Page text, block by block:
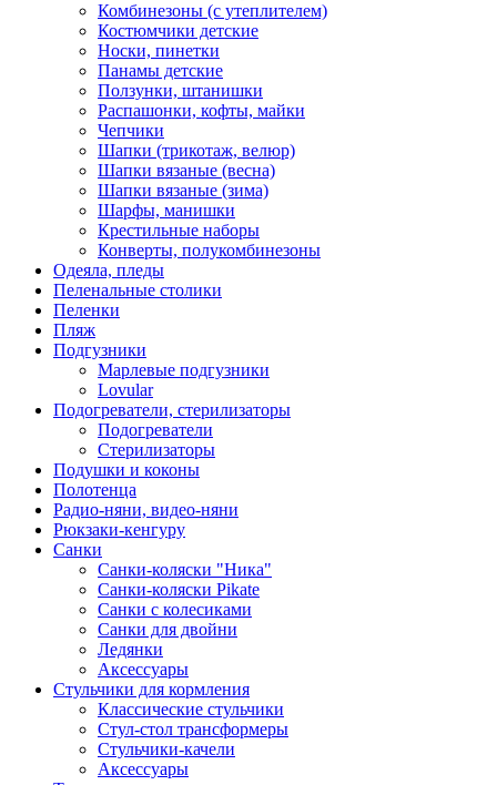
Комбинезоны (с утеплителем)
Костюмчики детские
Носки, пинетки
Панамы детские
Ползунки, штанишки
Распашонки, кофты, майки
Чепчики
Шапки (трикотаж, велюр)
Шапки вязаные (весна)
Шапки вязаные (зима)
Шарфы, манишки
Крестильные наборы
Конверты, полукомбинезоны
Одеяла, пледы
Пеленальные столики
Пеленки
Пляж
Подгузники
Марлевые подгузники
Lovular
Подогреватели, стерилизаторы
Подогреватели
Стерилизаторы
Подушки и коконы
Полотенца
Радио-няни, видео-няни
Рюкзаки-кенгуру
Санки
Санки-коляски "Ника"
Санки-коляски Pikate
Санки с колесиками
Санки для двойни
Ледянки
Аксессуары
Стульчики для кормления
Классические стульчики
Стул-стол трансформеры
Стульчики-качели
Аксессуары